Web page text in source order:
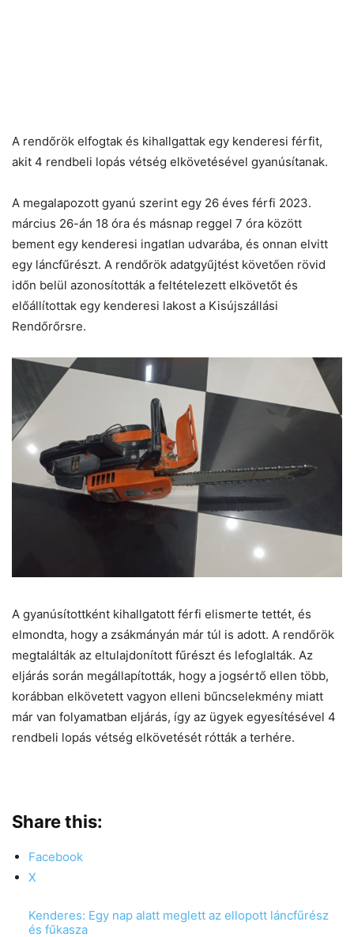
A rendőrök elfogtak és kihallgattak egy kenderesi férfit,
akit 4 rendbeli lopás vétség elkövetésével gyanúsítanak.
A megalapozott gyanú szerint egy 26 éves férfi 2023.
március 26-án 18 óra és másnap reggel 7 óra között
bement egy kenderesi ingatlan udvarába, és onnan elvitt
egy láncfűrészt. A rendőrök adatgyűjtést követően rövid
időn belül azonosították a feltételezett elkövetőt és
előállítottak egy kenderesi lakost a Kisújszállási
Rendőrőrsre.
A gyanúsítottként kihallgatott férfi elismerte tettét, és
elmondta, hogy a zsákmányán már túl is adott. A rendőrök
megtalálták az eltulajdonított fűrészt és lefoglalták. Az
eljárás során megállapították, hogy a jogsértő ellen több,
korábban elkövetett vagyon elleni bűncselekmény miatt
már van folyamatban eljárás, így az ügyek egyesítésével 4
rendbeli lopás vétség elkövetését rótták a terhére.
Share this:
Facebook
X
Kenderes: Egy nap alatt meglett az ellopott láncfűrész
és fűkasza